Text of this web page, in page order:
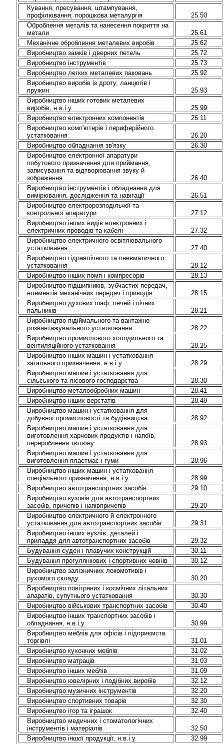
Кування, пресування, штампування,
профілювання; порошкова металургія
25.50
Оброблення металів та нанесення покриття на
метали
25.61
Механічне оброблення металевих виробів
25.62
Виробництво замків і дверних петель
25.72
Виробництво інструментів
25.73
Виробництво легких металевих паковань
25.92
Виробництво виробів із дроту, ланцюгів і
пружин
25.93
Виробництво інших готових металевих
виробів, н.в.і.у.
25.99
Виробництво електронних компонентів
26.11
Виробництво комп'ютерів і периферійного
устатковання
26.20
Виробництво обладнання зв'язку
26.30
Виробництво електронної апаратури
побутового призначення для приймання,
записування та відтворювання звуку й
зображення
26.40
Виробництво інструментів і обладнання для
вимірювання, дослідження та навігації
26.51
Виробництво електророзподільчої та
контрольної апаратури
27.12
Виробництво інших видів електронних і
електричних проводів та кабелі
27.32
Виробництво електричного освітлювального
устатковання
27.40
Виробництво гідравлічного та пневматичного
устатковання
28.12
Виробництво інших помп і компресорів
28.13
Виробництво підшипників, зубчастих передач,
елементів механічних передач і приводів
28.15
Виробництво духових шаф, печей і пічних
пальників
28.21
Виробництво підіймального та вантажно-
розвантажувального устатковання
28.22
Виробництво промислового холодильного та
вентиляційного устатковання
28.25
Виробництво інших машин і устатковання
загального призначення, н.в.і.у.
28.29
Виробництво машин і устатковання для
сільського та лісового господарства
28.30
Виробництво металообробних машин
28.41
Виробництво інших верстатів
28.49
Виробництво машин і устатковання для
добувної промисловості та будівництва
28.92
Виробництво машин і устатковання для
виготовлення харчових продуктів і напоїв,
перероблення тютюну
28.93
Виробництво машин і устатковання для
виготовлення пластмас і гуми
28.96
Виробництво інших машин і устатковання
спеціального призначення, н.в.і.у.
28.99
Виробництво автотранспортних засобів
29.10
Виробництво кузовів для автотранспортних
засобів, причепів і напівпричепів
29.20
Виробництво електричного й електронного
устатковання для автотранспортних засобів
29.31
Виробництво інших вузлів, деталей і
приладдя для автотранспортних засобів
29.32
Будування суден і плавучих конструкцій
30.11
Будування прогулянкових і спортивних човнів
30.12
Виробництво залізничних локомотивів і
рухомого складу
30.20
Виробництво повітряних і космічних літальних
апаратів, супутнього устатковання
30.30
Виробництво військових транспортних засобів
30.40
Виробництво інших транспортних засобів і
обладнання, н.в.і.у.
30.99
Виробництво меблів для офісів і підприємств
торгівлі
31.01
Виробництво кухонних меблів
31.02
Виробництво матраців
31.03
Виробництво інших меблів
31.09
Виробництво ювелірних і подібних виробів
32.12
Виробництво музичних інструментів
32.20
Виробництво спортивних товарів
32.30
Виробництво ігор та іграшок
32.40
Виробництво медичних і стоматологічних
інструментів і матеріалів
32.50
Виробництво іншої продукції, н.в.і.у.
32.99